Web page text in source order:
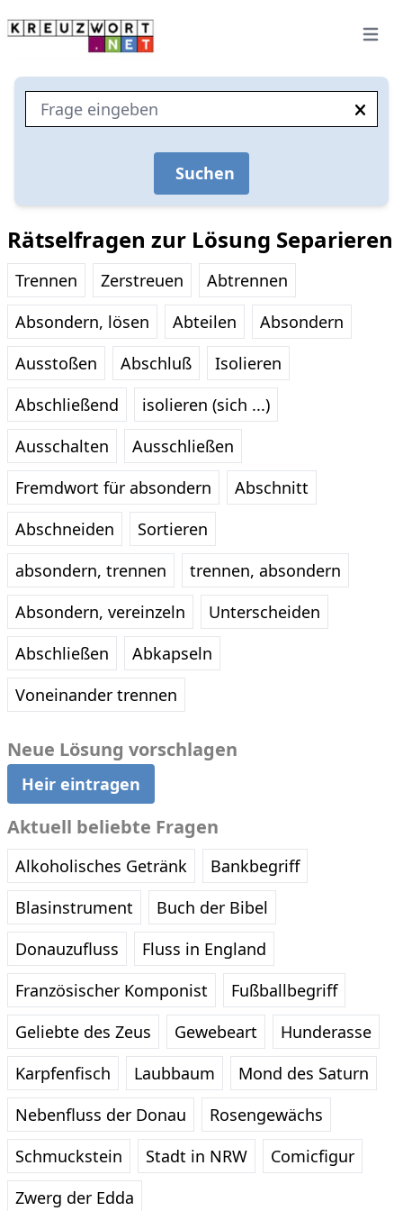
Open
Suchen
Rätselfragen zur Lösung Separieren
Trennen Zerstreuen
Abtrennen
Absondern, lösen
Abteilen
Absondern
Ausstoßen
Abschluß
Isolieren
Abschließend
isolieren (sich ...)
Ausschalten
Ausschließen
Fremdwort für absondern
Abschnitt
Abschneiden
Sortieren
absondern, trennen
trennen, absondern
Absondern, vereinzeln
Unterscheiden
Abschließen
Abkapseln
Voneinander trennen
Neue Lösung vorschlagen
Heir eintragen
Aktuell beliebte Fragen
Alkoholisches Getränk
Bankbegriff
Blasinstrument
Buch der Bibel
Donauzufluss
Fluss in England
Französischer Komponist
Fußballbegriff
Geliebte des Zeus
Gewebeart
Hunderasse
Karpfenfisch
Laubbaum
Mond des Saturn
Nebenfluss der Donau
Rosengewächs
Schmuckstein
Stadt in NRW
Comicfigur
Zwerg der Edda